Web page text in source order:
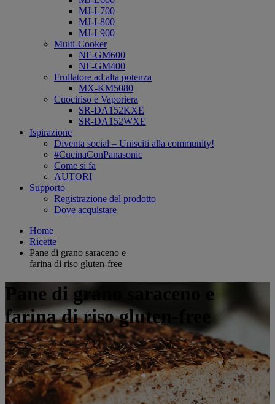
MJ-L700
MJ-L800
MJ-L900
Multi-Cooker
NF-GM600
NF-GM400
Frullatore ad alta potenza
MX-KM5080
Cuociriso e Vaporiera
SR-DA152KXE
SR-DA152WXE
Ispirazione
Diventa social – Unisciti alla community!
#CucinaConPanasonic
Come si fa
AUTORI
Supporto
Registrazione del prodotto
Dove acquistare
Home
Ricette
Pane di grano saraceno e
farina di riso gluten-free
Pane di grano saraceno e
farina di riso gluten-free